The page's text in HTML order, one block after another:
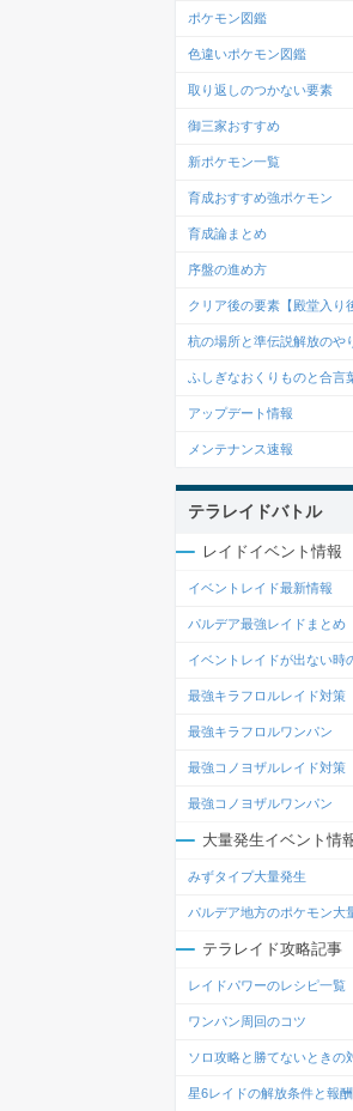
ポケモン図鑑
色違いポケモン図鑑
取り返しのつかない要素
御三家おすすめ
新ポケモン一覧
育成おすすめ強ポケモン
育成論まとめ
序盤の進め方
クリア後の要素【殿堂入り
杭の場所と準伝説解放のや
ふしぎなおくりものと合言
アップデート情報
メンテナンス速報
テラレイドバトル
レイドイベント情報
イベントレイド最新情報
パルデア最強レイドまとめ
イベントレイドが出ない時
最強キラフロルレイド対策
最強キラフロルワンパン
最強コノヨザルレイド対策
最強コノヨザルワンパン
大量発生イベント情
みずタイプ大量発生
パルデア地方のポケモン大
テラレイド攻略記事
レイドパワーのレシピ一覧
ワンパン周回のコツ
ソロ攻略と勝てないときの
星6レイドの解放条件と報酬